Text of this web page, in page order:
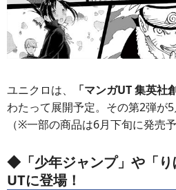
ユニクロは、 「マンガUT 集英社
わたって展開予定。その第2弾が
（※一部の商品は6月下旬に発売予
◆「少年ジャンプ」や「
UTに登場！